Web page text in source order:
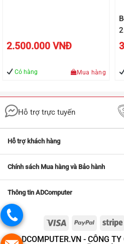
2.500.000 VNĐ
Có hàng Mua hàng
Hỗ trợ trực tuyến
Hỗ trợ khách hàng
Chính sách Mua hàng và Bảo hành
Thông tin ADComputer
ADCOMPUTER.VN - CÔNG